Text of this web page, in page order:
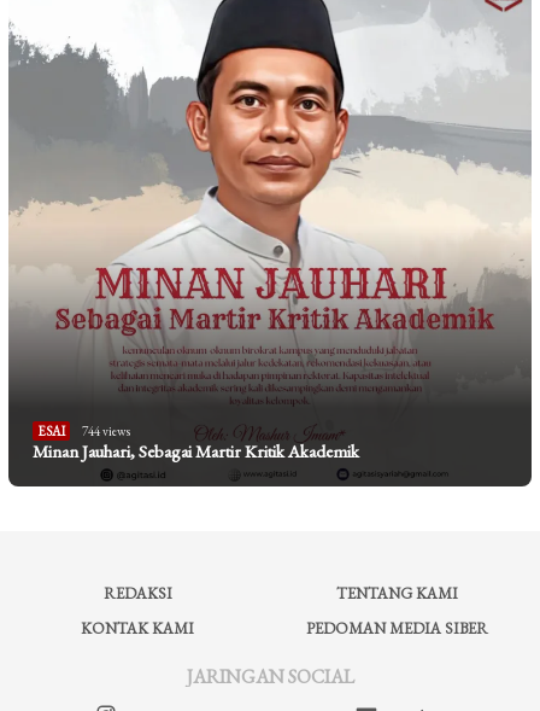
ESAI 744 views
Minan Jauhari, Sebagai Martir Kritik Akademik
REDAKSI
TENTANG KAMI
KONTAK KAMI
PEDOMAN MEDIA SIBER
JARINGAN SOCIAL